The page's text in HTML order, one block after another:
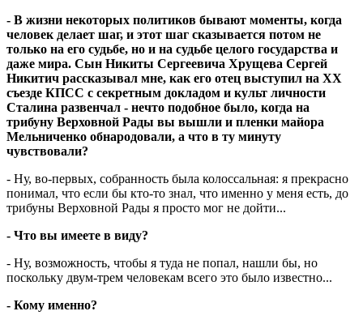
- В жизни некоторых политиков бывают моменты, когда
человек делает шаг, и этот шаг сказывается потом не
только на его судьбе, но и на судьбе целого государства и
даже мира. Сын Никиты Сергеевича Хрущева Сергей
Никитич рассказывал мне, как его отец выступил на ХХ
съезде КПСС с секретным докладом и культ личности
Сталина развенчал - нечто подобное было, когда на
трибуну Верховной Рады вы вышли и пленки майора
Мельниченко обнародовали, а что в ту минуту
чувствовали?
- Ну, во-первых, собранность была колоссальная: я прекрасно
понимал, что если бы кто-то знал, что именно у меня есть, до
трибуны Верховной Рады я просто мог не дойти...
- Что вы имеете в виду?
- Ну, возможность, чтобы я туда не попал, нашли бы, но
поскольку двум-трем человекам всего это было известно...
- Кому именно?